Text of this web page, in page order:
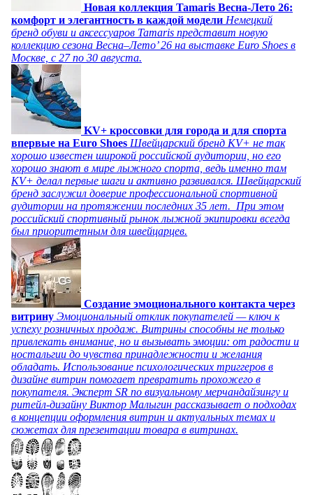
Новая коллекция Tamaris Весна-Лето 26:
комфорт и элегантность в каждой модели Немецкий
бренд обуви и аксессуаров Tamaris представит новую
коллекцию сезона Весна–Лето’ 26 на выставке Euro Shoes в
Москве, с 27 по 30 августа.
KV+ кроссовки для города и для спорта
впервые на Euro Shoes Швейцарский бренд KV+ не так
хорошо известен широкой российской аудитории, но его
хорошо знают в мире лыжного спорта, ведь именно там
KV+ делал первые шаги и активно развивался. Швейцарский
бренд заслужил доверие профессиональной спортивной
аудитории на протяжении последних 35 лет. При этом
российский спортивный рынок лыжной экипировки всегда
был приоритетным для швейцарцев.
Создание эмоционального контакта через
витрину Эмоциональный отклик покупателей — ключ к
успеху розничных продаж. Витрины способны не только
привлекать внимание, но и вызывать эмоции: от радости и
ностальгии до чувства принадлежности и желания
обладать. Использование психологических триггеров в
дизайне витрин помогает превратить прохожего в
покупателя. Эксперт SR по визуальному мерчандайзингу и
ритейл-дизайну Виктор Малыгин рассказывает о подходах
в концепции оформления витрин и актуальных темах и
сюжетах для презентации товара в витринах.